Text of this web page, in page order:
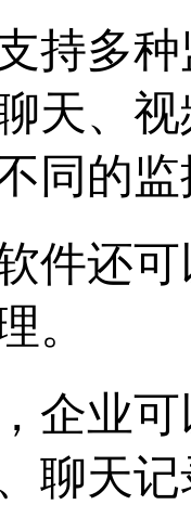
持多
天、
同的
件还
。
企业
聊天